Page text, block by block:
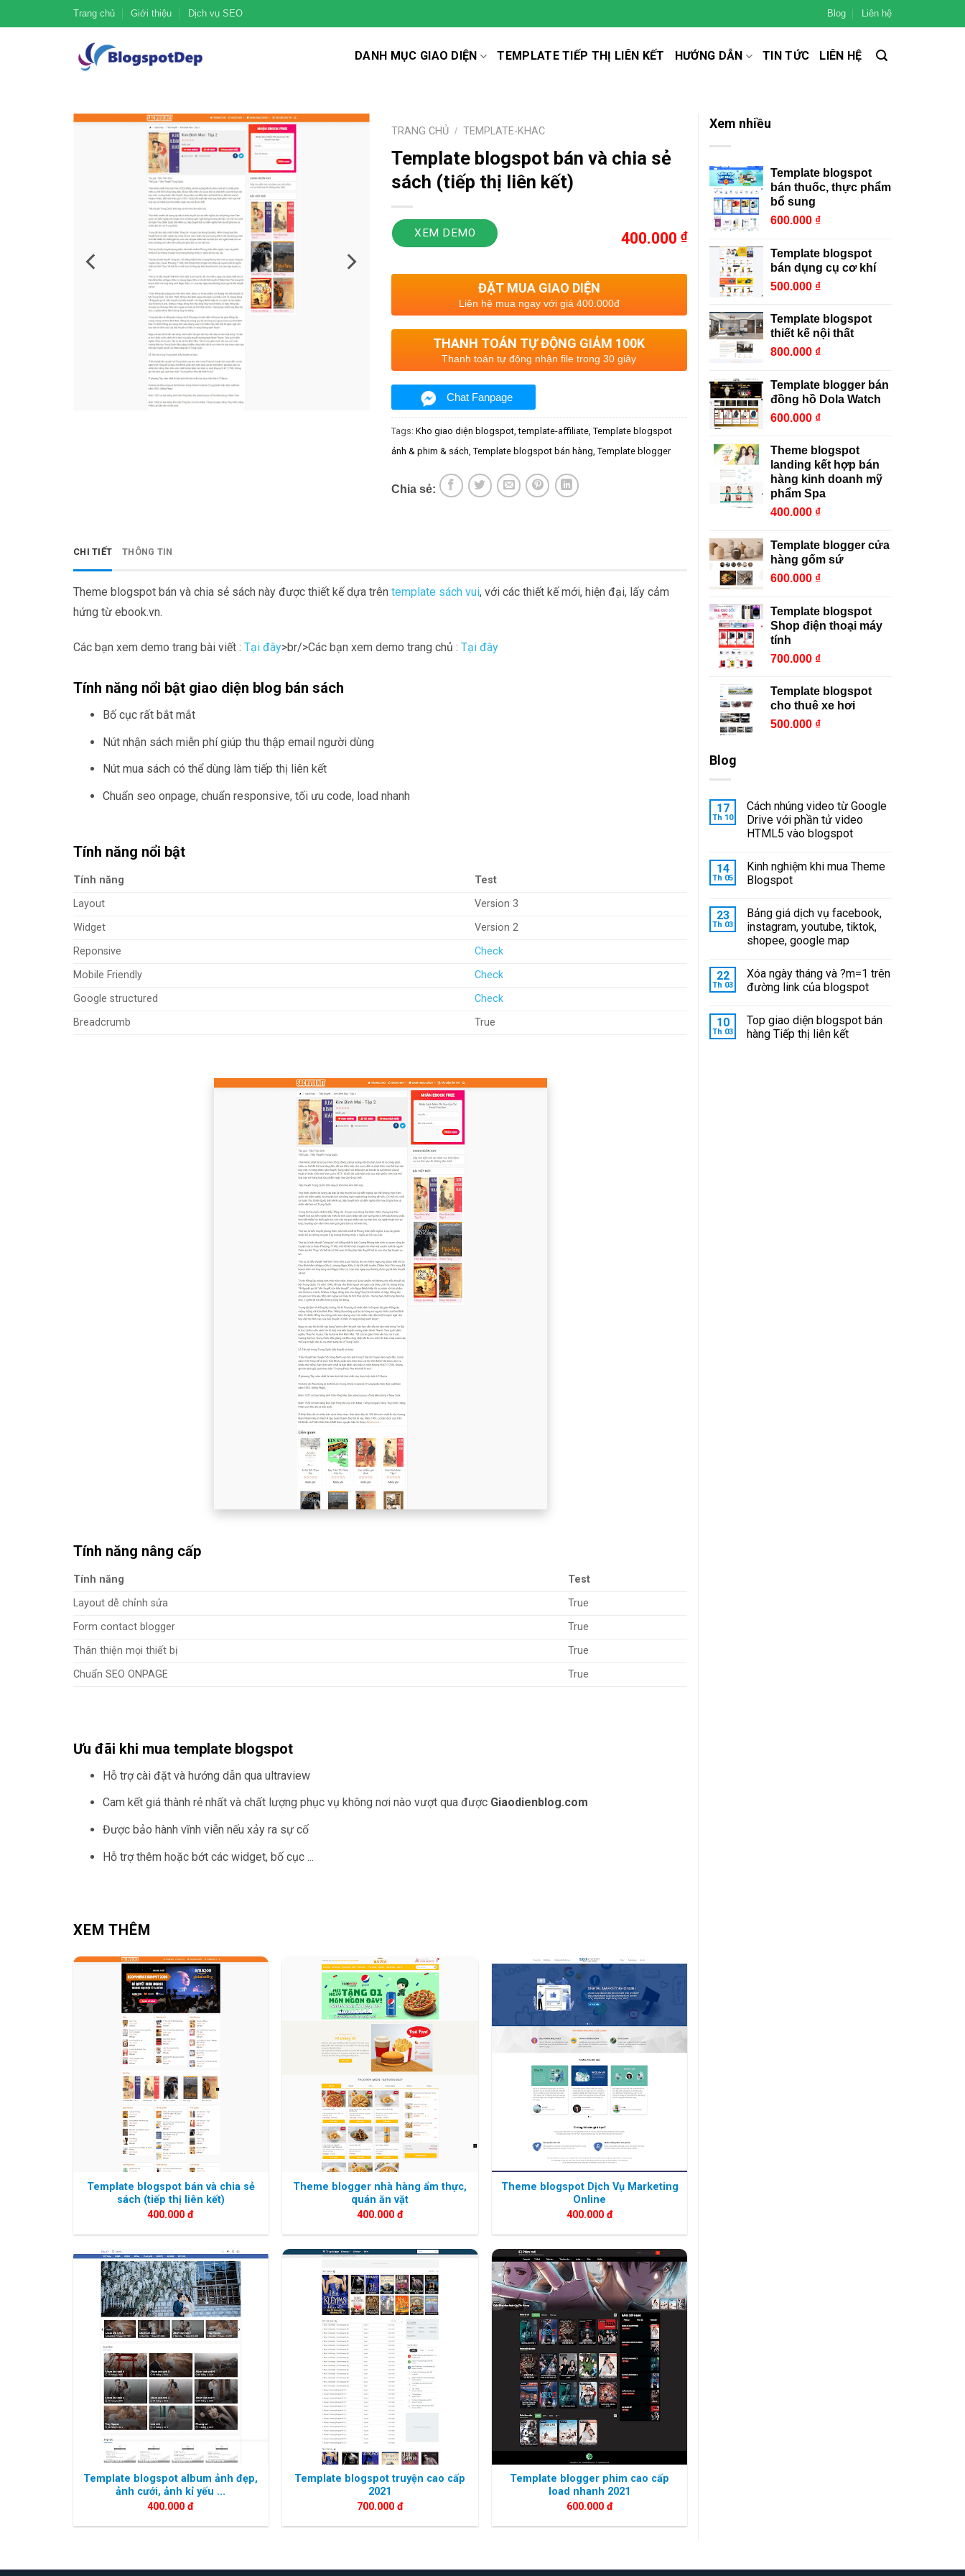
Trang chủ Giới thiệu Dịch vụ SEO Blog Liên hệ
DANH MỤC GIAO DIỆN TEMPLATE TIẾP THỊ LIÊN KẾT HƯỚNG DẪN TIN TỨC LIÊN HỆ
TRANG CHỦ / TEMPLATE-KHAC
Template blogspot bán và chia sẻ
sách (tiếp thị liên kết)
400.000 ₫
XEM DEMO
ĐẶT MUA GIAO DIỆN
Liên hệ mua ngay với giá 400.000đ
THANH TOÁN TỰ ĐỘNG GIẢM 100K
Thanh toán tự động nhận file trong 30 giây
Chat Fanpage
Tags: Kho giao diện blogspot template-affiliate Template blogspot
ảnh & phim & sách Template blogspot bán hàng Template blogger
Chia sẻ:
CHI TIẾT THÔNG TIN
Theme blogspot bán và chia sẻ sách này được thiết kế dựa trên template sách vui, với các thiết kế mới, hiện đại, lấy cảm
hứng từ ebook.vn.
Các bạn xem demo trang bài viết : Tại đây>br/>Các bạn xem demo trang chủ : Tại đây
Tính năng nổi bật giao diện blog bán sách
Bố cục rất bắt mắt
Nút nhận sách miễn phí giúp thu thập email người dùng
Nút mua sách có thể dùng làm tiếp thị liên kết
Chuẩn seo onpage, chuẩn responsive, tối ưu code, load nhanh
Tính năng nổi bật
Tính năng
Test
Layout
Version 3
Widget
Version 2
Reponsive
Check
Mobile Friendly
Check
Google structured
Check
Breadcrumb
True
Tính năng nâng cấp
Tính năng
Test
Layout dễ chỉnh sửa
True
Form contact blogger
True
Thân thiện mọi thiết bị
True
Chuẩn SEO ONPAGE
True
Ưu đãi khi mua template blogspot
Hỗ trợ cài đặt và hướng dẫn qua ultraview
Cam kết giá thành rẻ nhất và chất lượng phục vụ không nơi nào vượt qua được Giaodienblog.com
Được bảo hành vĩnh viễn nếu xảy ra sự cố
Hỗ trợ thêm hoặc bớt các widget, bố cục ...
XEM THÊM
Template blogspot bán và chia sẻ
sách (tiếp thị liên kết)
400.000đ
Theme blogger nhà hàng ẩm thực,
quán ăn vặt
400.000 đ
Theme blogspot Dịch Vụ Marketing
Online
400.000 đ
Template blogspot album ảnh đẹp,
ảnh cưới, ảnh kỉ yếu ...
400.000đ
Template blogspot truyện cao cấp
2021
700.000 đ
Template blogger phim cao cấp
load nhanh 2021
600.000 đ
Xem nhiều
Template blogspot
bán thuốc, thực phẩm
bổ sung
600.000 ₫
Template blogspot
bán dụng cụ cơ khí
500.000 ₫
Template blogspot
thiết kế nội thất
800.000 ₫
Template blogger bán
đồng hồ Dola Watch
600.000 ₫
Theme blogspot
landing kết hợp bán
hàng kinh doanh mỹ
phẩm Spa
400.000 ₫
Template blogger cửa
hàng gốm sứ
600.000 ₫
Template blogspot
Shop điện thoại máy
tính
700.000 ₫
Template blogspot
cho thuê xe hơi
500.000 ₫
Blog
17
Th 10
Cách nhúng video từ Google
Drive với phần tử video
HTML5 vào blogspot
14
Th 05
Kinh nghiệm khi mua Theme
Blogspot
23
Th 03
Bảng giá dịch vụ facebook,
instagram, youtube, tiktok,
shopee, google map
22
Th 03
Xóa ngày tháng và ?m=1 trên
đường link của blogspot
10
Th 03
Top giao diện blogspot bán
hàng Tiếp thị liên kết